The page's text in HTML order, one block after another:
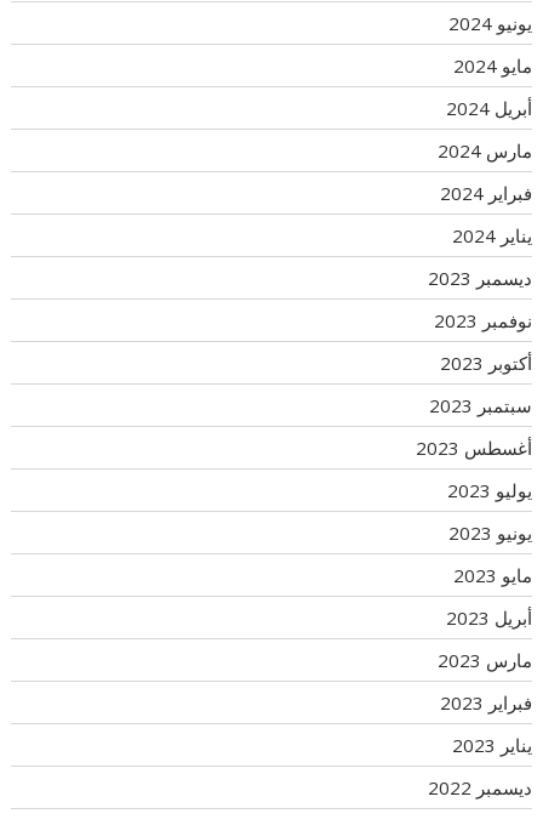
يونيو 2024
مايو 2024
أبريل 2024
مارس 2024
فبراير 2024
يناير 2024
ديسمبر 2023
نوفمبر 2023
أكتوبر 2023
سبتمبر 2023
أغسطس 2023
يوليو 2023
يونيو 2023
مايو 2023
أبريل 2023
مارس 2023
فبراير 2023
يناير 2023
ديسمبر 2022